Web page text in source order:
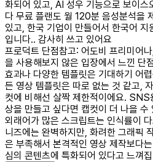
화되어 있고, AI 성우 기능으로 보이스
다 무료 플랜도 월 120분 음성분석을
있고, 한국 기업이 만들어서 한국어
입니다.. 감사히 쓰고 있어요
프로덕트 단점참고: 어도비 프리미어
을 사용해보지 않은 입장에서 느낀 단
효과나 다양한 템플릿은 기대하기 어
든 영상 템플릿은 따로 없는 것 같고,
컷에 비해선 살짝 제한적이에요.
상을 만들고 싶다면 캡컷이 더 나을
외래어가 많은 스크립트는 인식률이
니즈에는 완벽하지만, 화려한 그래픽
은 부족해서 본격적인 영상 제작보다
심의 콘텐츠에 특화되어 있다고 느껴